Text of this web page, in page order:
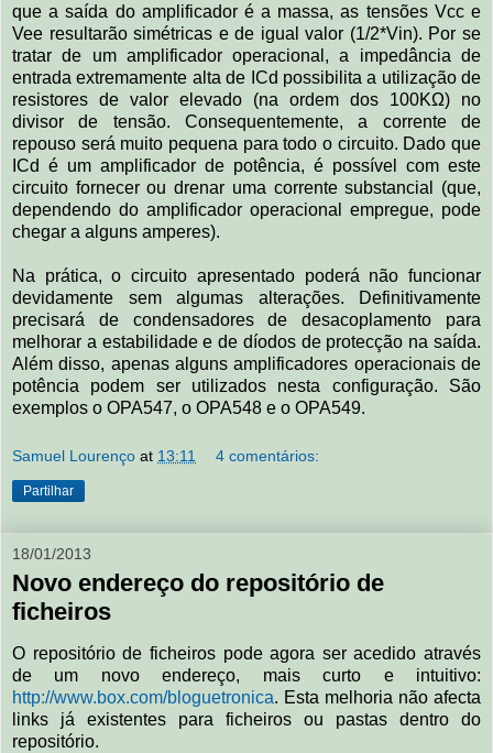
que a saída do amplificador é a massa, as tensões Vcc e
Vee resultarão simétricas e de igual valor (1/2*Vin). Por se
tratar de um amplificador operacional, a impedância de
entrada extremamente alta de ICd possibilita a utilização de
resistores de valor elevado (na ordem dos 100KΩ) no
divisor de tensão. Consequentemente, a corrente de
repouso será muito pequena para todo o circuito. Dado que
ICd é um amplificador de potência, é possível com este
circuito fornecer ou drenar uma corrente substancial (que,
dependendo do amplificador operacional empregue, pode
chegar a alguns amperes).
Na prática, o circuito apresentado poderá não funcionar
devidamente sem algumas alterações. Definitivamente
precisará de condensadores de desacoplamento para
melhorar a estabilidade e de díodos de protecção na saída.
Além disso, apenas alguns amplificadores operacionais de
potência podem ser utilizados nesta configuração. São
exemplos o OPA547, o OPA548 e o OPA549.
Samuel Lourenço at 13:11 4 comentários:
Partilhar
18/01/2013
Novo endereço do repositório de
ficheiros
O repositório de ficheiros pode agora ser acedido através
de um novo endereço, mais curto e intuitivo:
http://www.box.com/bloguetronica. Esta melhoria não afecta
links já existentes para ficheiros ou pastas dentro do
repositório.